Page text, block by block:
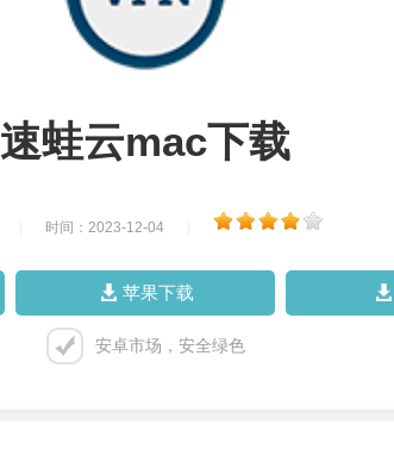
速蛙云mac下载
时间：2023-12-04
苹果下载
安卓市场，安全绿色